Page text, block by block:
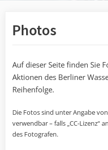
Photos
Auf dieser Seite finden Sie
Aktionen des Berliner
Reihenfolge.
Die Fotos sind unter Angabe
verwendbar – falls „CC-Lizenz“
des Fotografen.